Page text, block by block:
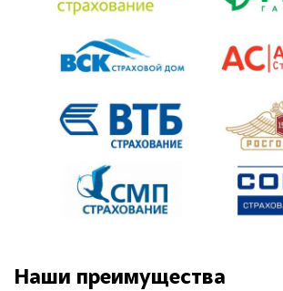
Наши преимущества